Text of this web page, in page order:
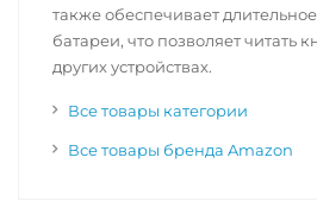
также обеспечивает
батареи, что позволяет читать
других устройствах.
Все товары категории
Все товары бренда Amazon